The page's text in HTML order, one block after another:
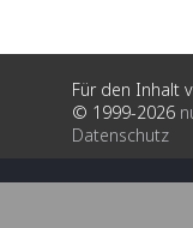
Für den Inhalt
© 1999-2026
Datenschutz